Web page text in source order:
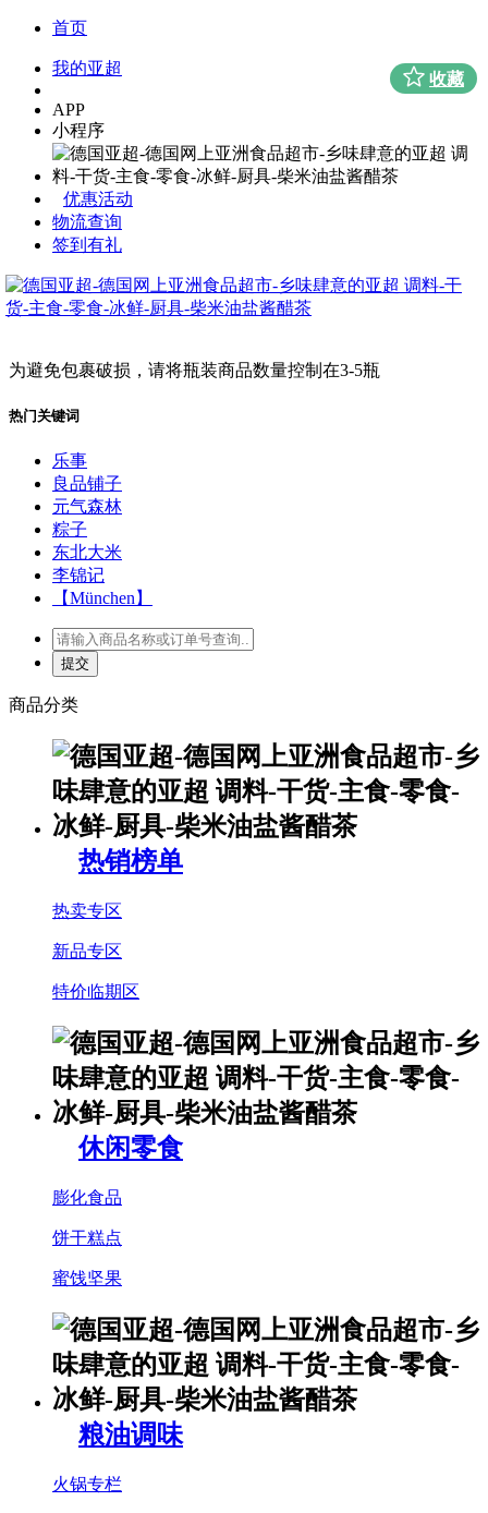
首页
我的亚超
APP
小程序
优惠活动
物流查询
签到有礼
为避免包裹破损，请将瓶装商品数量控制在3-5瓶
热门关键词
乐事
良品铺子
元气森林
粽子
东北大米
李锦记
【München】
商品分类
热销榜单
热卖专区
新品专区
特价临期区
休闲零食
膨化食品
饼干糕点
蜜饯坚果
粮油调味
火锅专栏
收藏